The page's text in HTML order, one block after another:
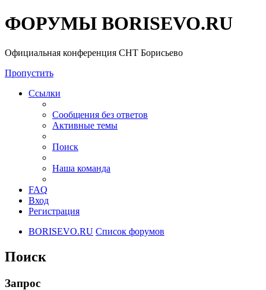
ФОРУМЫ BORISEVO.RU
Официальная конференция СНТ Борисьево
Пропустить
Ссылки
Сообщения без ответов
Активные темы
Поиск
Наша команда
FAQ
Вход
Регистрация
BORISEVO.RU Список форумов
Поиск
Запрос